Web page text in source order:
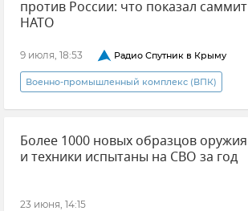
против России: что показал саммит
НАТО
9 июля, 18:53 Радио Спутник в Крыму
Военно-промышленный комплекс (ВПК)
Радио "Спутник в Крыму" НАТО
Европа Украина Россия
Более 1000 новых образцов оружия
и техники испытаны на СВО за год
23 июня, 14:15